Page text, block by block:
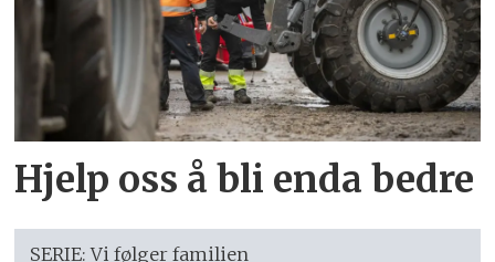
Hjelp oss å bli enda bedre
SERIE: Vi følger familien